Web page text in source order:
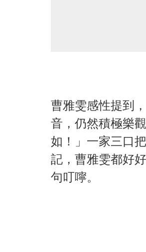
曹雅雯感性提到
音，仍然積極樂
如！」一家三口
記，曹雅雯都好
句叮嚀。